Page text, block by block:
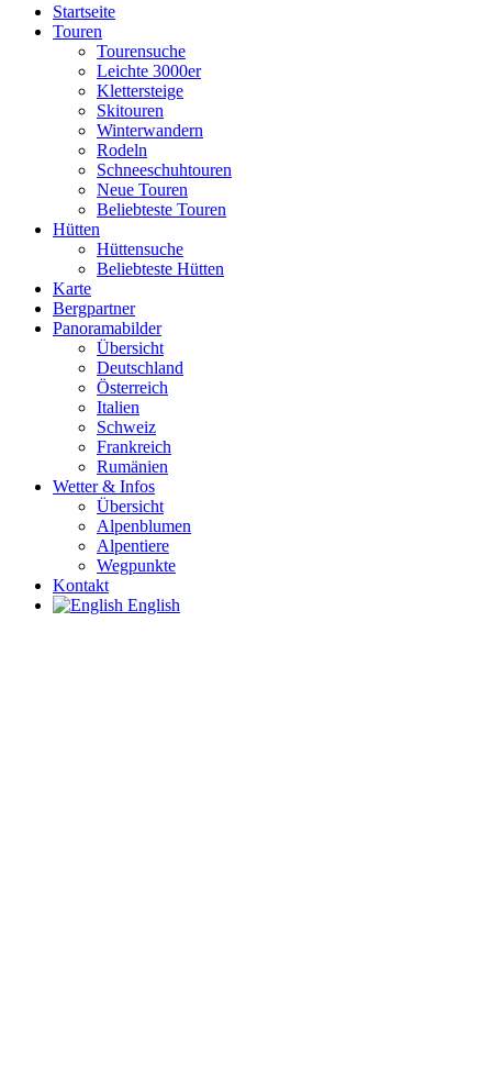
Startseite
Touren
Tourensuche
Leichte 3000er
Klettersteige
Skitouren
Winterwandern
Rodeln
Schneeschuhtouren
Neue Touren
Beliebteste Touren
Hütten
Hüttensuche
Beliebteste Hütten
Karte
Bergpartner
Panoramabilder
Übersicht
Deutschland
Österreich
Italien
Schweiz
Frankreich
Rumänien
Wetter & Infos
Übersicht
Alpenblumen
Alpentiere
Wegpunkte
Kontakt
English